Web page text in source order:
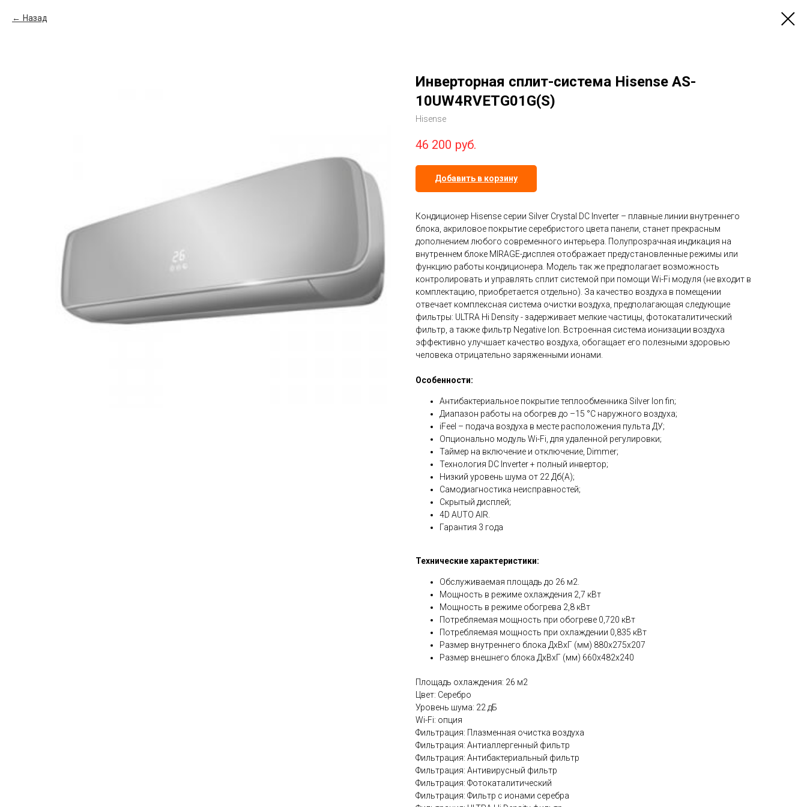
Назад
Инверторная сплит-система Hisense AS-
10UW4RVETG01G(S)
Hisense
46 200 руб.
Добавить в корзину
Кондиционер Hisense серии Silver Сrystal DC Inverter – плавные линии внутреннего
блока, акриловое покрытие серебристого цвета панели, станет прекрасным
дополнением любого современного интерьера. Полупрозрачная индикация на
внутреннем блоке MIRAGE-дисплея отображает предустановленные режимы или
функцию работы кондиционера. Модель так же предполагает возможность
контролировать и управлять сплит системой при помощи Wi-Fi модуля (не входит в
комплектацию, приобретается отдельно). За качество воздуха в помещении
отвечает комплексная система очистки воздуха, предполагающая следующие
фильтры: ULTRA Hi Density - задерживает мелкие частицы, фотокаталитический
фильтр, а также фильтр Negative Ion. Встроенная система ионизации воздуха
эффективно улучшает качество воздуха, обогащает его полезными здоровью
человека отрицательно заряженными ионами.
Особенности:
Антибактериальное покрытие теплообменника Silver Ion fin;
Диапазон работы на обогрев до –15 °C наружного воздуха;
iFeel – подача воздуха в месте расположения пульта ДУ;
Опционально модуль Wi-Fi, для удаленной регулировки;
Таймер на включение и отключение, Dimmer;
Технология DC Inverter + полный инвертор;
Низкий уровень шума от 22 Дб(А);
Самодиагностика неисправностей;
Скрытый дисплей;
4D AUTO AIR.
Гарантия 3 года
Технические характеристики:
Обслуживаемая площадь до 26 м2.
Мощность в режиме охлаждения 2,7 кВт
Мощность в режиме обогрева 2,8 кВт
Потребляемая мощность при обогреве 0,720 кВт
Потребляемая мощность при охлаждении 0,835 кВт
Размер внутреннего блока ДхВхГ (мм) 880х275х207
Размер внешнего блока ДхВхГ (мм) 660х482х240
Площадь охлаждения: 26 м2
Цвет: Серебро
Уровень шума: 22 дБ
Wi-Fi: опция
Фильтрация: Плазменная очистка воздуха
Фильтрация: Антиаллергенный фильтр
Фильтрация: Антибактериальный фильтр
Фильтрация: Антивирусный фильтр
Фильтрация: Фотокаталитический
Фильтрация: Фильтр с ионами серебра